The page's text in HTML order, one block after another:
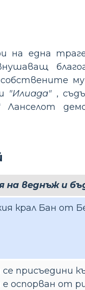
на една
"Илиада" ,
на веднъж и
крал Бан от
присъедини
оспорван от